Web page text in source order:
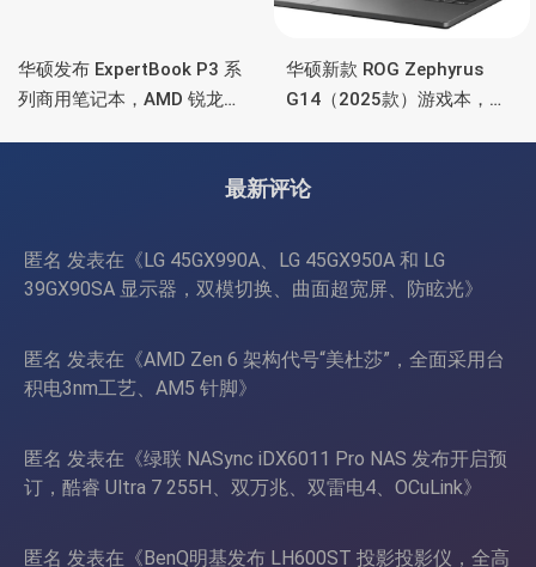
华硕发布 ExpertBook P3 系
列商用笔记本，AMD 锐龙处
华硕新款 ROG Zephyrus
G14（2025款）游戏本，升
屏
最新评论
匿名 发表在《LG 45GX990A、LG 45GX950A 和 LG
39GX90SA 显示器，双模切换、曲面超宽屏、防眩光》
匿名 发表在《AMD Zen 6 架构代号“美杜莎”，全面采用台
积电3nm工艺、AM5 针脚》
匿名 发表在《绿联 NASync iDX6011 Pro NAS 发布开启预
订，酷睿 Ultra 7 255H、双万兆、双雷电4、OCuLink》
匿名 发表在《BenQ明基发布 LH600ST 投影投影仪，全高